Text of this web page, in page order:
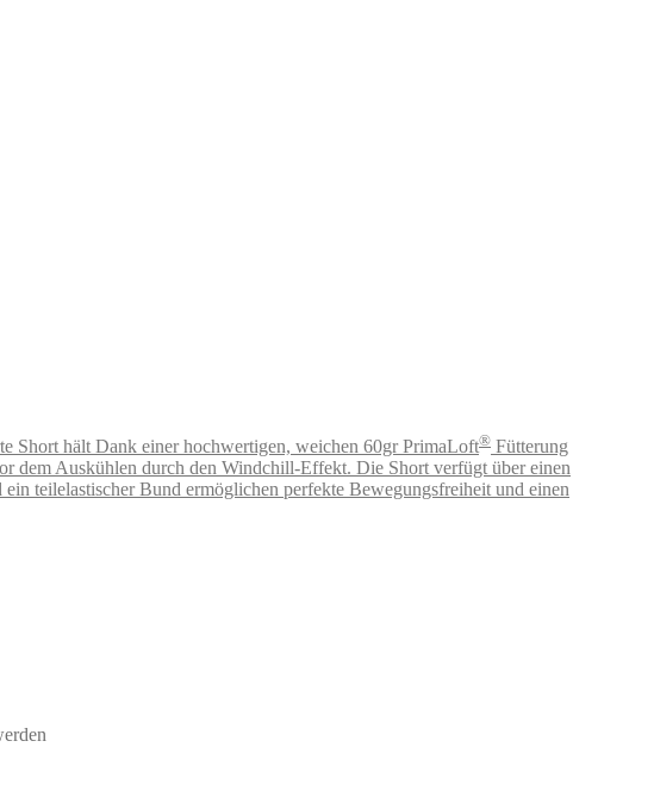
Short hält Dank einer hochwertigen, weichen 60gr PrimaLoft® Fütterung
dem Auskühlen durch den Windchill-Effekt. Die Short verfügt über einen
teilelastischer Bund ermöglichen perfekte Bewegungsfreiheit und einen